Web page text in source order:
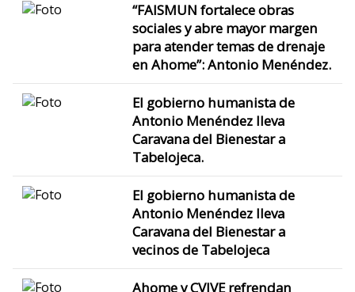
“FAISMUN fortalece obras
sociales y abre mayor margen
para atender temas de drenaje
en Ahome”: Antonio Menéndez.
El gobierno humanista de
Antonio Menéndez lleva
Caravana del Bienestar a
Tabelojeca.
El gobierno humanista de
Antonio Menéndez lleva
Caravana del Bienestar a
vecinos de Tabelojeca
Ahome y CVIVE refrendan